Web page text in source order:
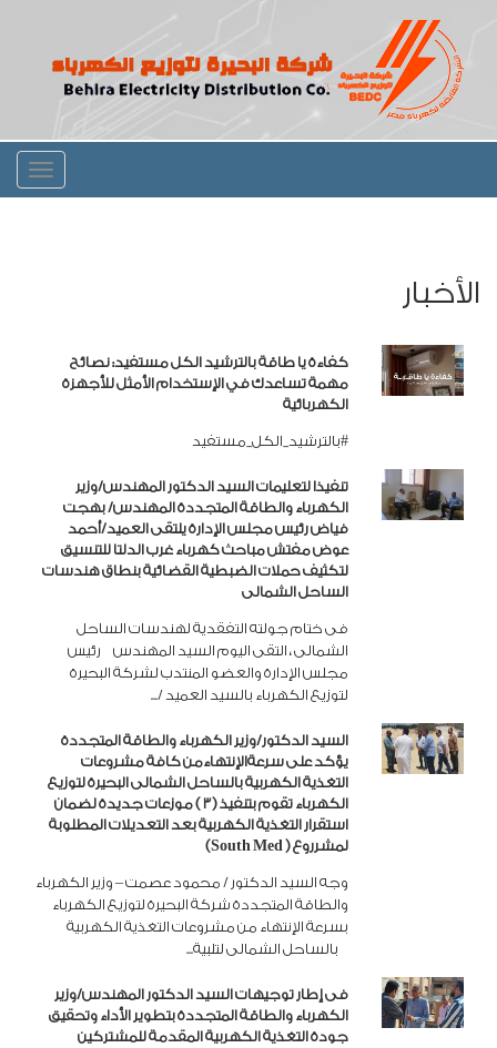
Toggle
الأخبار
كفاءة يا طاقة بالترشيد الكل مستفيد: نصائح
مهمة تساعدك في الإستخدام الأمثل للأجهزة
الكهربائية
#بالترشيد_الكل_مستفيد
تنفيذا لتعليمات السيد الدكتور المهندس/وزير
الكهرباء والطاقة المتجددة المهندس/ بهجت
فياض رئيس مجلس الإدارة يلتقى العميد/أحمد
عوض مفتش مباحث كهرباء غرب الدلتا للتنسيق
لتكثيف حملات الضبطية القضائية بنطاق هندسات
الساحل الشمالى
فى ختام جولته التفقدية لهندسات الساحل
الشمالى ، التقى اليوم السيد المهندس رئيس
مجلس الإدارة والعضو المنتدب لشركة البحيرة
لتوزيع الكهرباء بالسيد العميد /...
السيد الدكتور/وزير الكهرباء والطاقة المتجددة
يؤكد على سرعةالإنتهاءمن كافة مشروعات
التغذية الكهربية بالساحل الشمالى البحيرة لتوزيع
الكهرباء تقوم بتنفيذ (3 ) موزعات جديدة لضمان
استقرار التغذية الكهربية بعد التعديلات المطلوبة
لمشرروع ( South Med)
وجه السيد الدكتور / محمود عصمت – وزير الكهرباء
والطاقة المتجددة شركة البحيرة لتوزيع الكهرباء
بسرعة الإنتهاء من مشروعات التغذية الكهربية
بالساحل الشمالى لتلبية...
فى إطار توجيهات السيد الدكتور المهندس/وزير
الكهرباء والطاقة المتجددة بتطوير الأداء وتحقيق
جودة التغذية الكهربية المقدمة للمشتركين